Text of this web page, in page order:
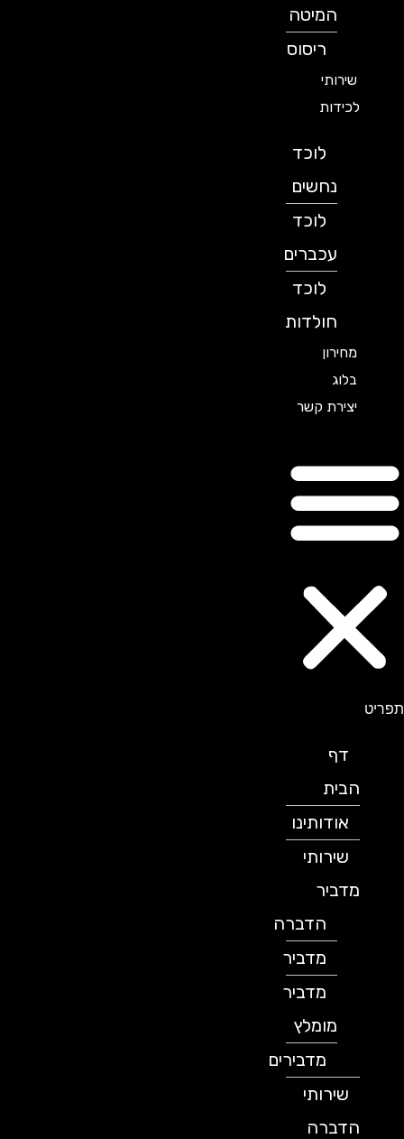
המיטה
ריסוס
שירותי
לכידות
לוכד
נחשים
לוכד
עכברים
לוכד
חולדות
מחירון
בלוג
יצירת קשר
תפריט
דף
הבית
אודותינו
שירותי
מדביר
הדברה
מדביר
מדביר
מומלץ
מדבירים
שירותי
הדברה